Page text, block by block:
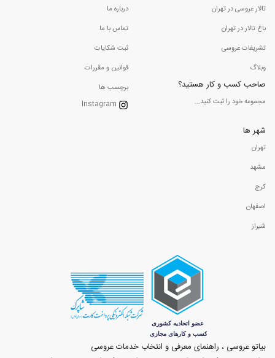
تالار عروسی در تهران
باغ تالار در تهران
تشریفات عروسی
وبلاگ
صاحب کسب و کار هستید؟
مجموعه خود را ثبت کنید...
درباره ما
تماس با ما
ثبت شکایات
قوانین و مقررات
برچسب ها
Instagram
شهر ها
تهران
مشهد
کرج
اصفهان
شیراز
بیاتو عروسی ، راهنمای معرفی و انتخاب خدمات عروسی